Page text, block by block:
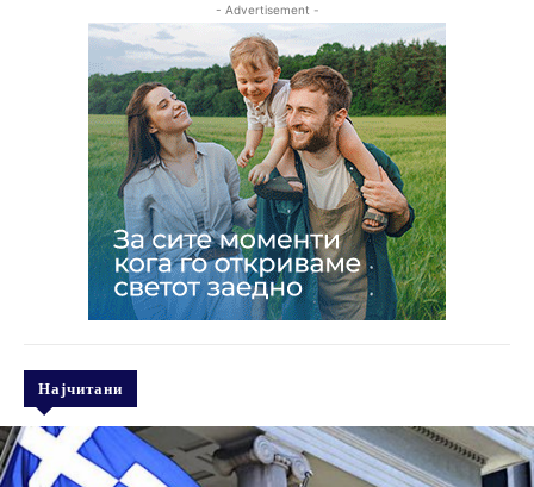
- Advertisement -
Најчитани